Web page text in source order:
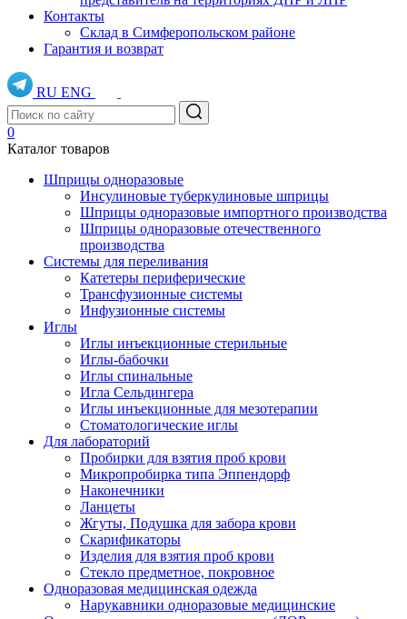
Контакты
Склад в Симферопольском районе
Гарантия и возврат
RU ENG
0
Каталог товаров
Шприцы одноразовые
Инсулиновые туберкулиновые шприцы
Шприцы одноразовые импортного производства
Шприцы одноразовые отечественного
производства
Системы для переливания
Катетеры периферические
Трансфузионные системы
Инфузионные системы
Иглы
Иглы инъекционные стерильные
Иглы-бабочки
Иглы спинальные
Игла Сельдингера
Иглы инъекционные для мезотерапии
Стоматологические иглы
Для лабораторий
Пробирки для взятия проб крови
Микропробирка типа Эппендорф
Наконечники
Ланцеты
Жгуты, Подушка для забора крови
Скарификаторы
Изделия для взятия проб крови
Стекло предметное, покровное
Одноразовая медицинская одежда
Нарукавники одноразовые медицинские